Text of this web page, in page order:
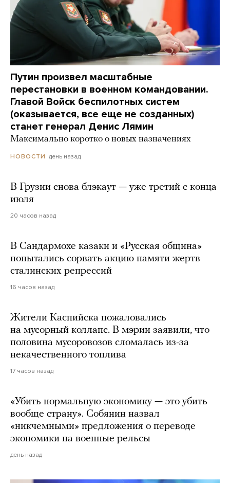
Путин произвел масштабные
перестановки в военном командовании.
Главой Войск беспилотных систем
(оказывается, все еще не созданных)
станет генерал Денис Лямин
Максимально коротко о новых назначениях
НОВОСТИ день назад
В Грузии снова блэкаут — уже третий с конца
июля
20 часов назад
В Сандармохе казаки и «Русская община»
попытались сорвать акцию памяти жертв
сталинских репрессий
16 часов назад
Жители Каспийска пожаловались
на мусорный коллапс. В мэрии заявили, что
половина мусоровозов сломалась из-за
некачественного топлива
17 часов назад
«Убить нормальную экономику — это убить
вообще страну». Собянин назвал
«никчемными» предложения о переводе
экономики на военные рельсы
день назад